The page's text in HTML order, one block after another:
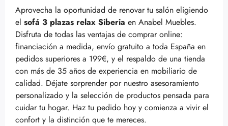
Aprovecha la oportunidad de renovar tu salón eligiendo
el sofá 3 plazas relax Siberia en Anabel Muebles.
Disfruta de todas las ventajas de comprar online:
financiación a medida, envío gratuito a toda España en
pedidos superiores a 199€, y el respaldo de una tienda
con más de 35 años de experiencia en mobiliario de
calidad. Déjate sorprender por nuestro asesoramiento
personalizado y la selección de productos pensada para
cuidar tu hogar. Haz tu pedido hoy y comienza a vivir el
confort y la distinción que te mereces.